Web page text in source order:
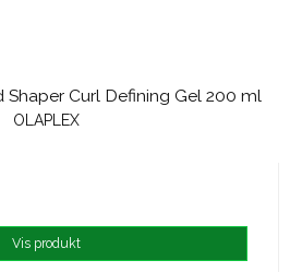
Shaper Curl Defining Gel 200 ml
OLAPLEX
Vis produkt